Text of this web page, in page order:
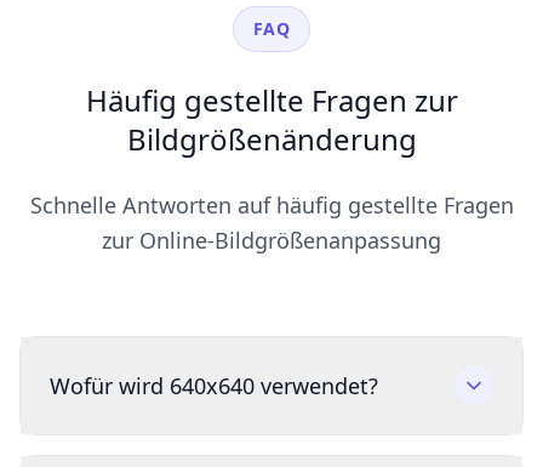
FAQ
Häufig gestellte Fragen zur
Bildgrößenänderung
Schnelle Antworten auf häufig gestellte Fragen
zur Online-Bildgrößenanpassung
Wofür wird 640x640 verwendet?